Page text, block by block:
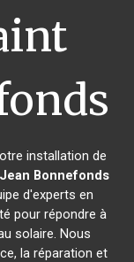
installation de
Bonnefonds
d'experts en
pour répondre à
solaire. Nous
la réparation et